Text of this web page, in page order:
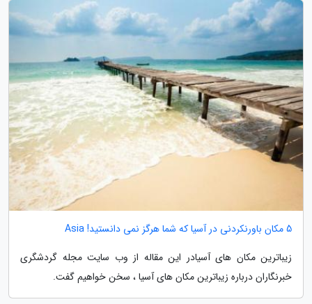
5 مکان باورنکردنی در آسیا که شما هرگز نمی دانستید! Asia
زیباترین مکان های آسیادر این مقاله از وب سایت مجله گردشگری
خبرنگاران درباره زیباترین مکان های آسیا ، سخن خواهیم گفت.